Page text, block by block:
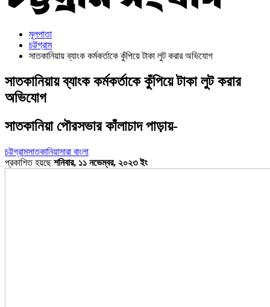
মূলপাতা
চট্টগ্রাম
সাতকানিয়ায় ব্যাংক কর্মকর্তাকে কুঁপিয়ে টাকা লুট করার অভিযোগ
সাতকানিয়ায় ব্যাংক কর্মকর্তাকে কুঁপিয়ে টাকা লুট করার
অভিযোগ
সাতকানিয়া পৌরসভার কাঁলাচাদ পাড়ায়-
চট্টগ্রামসাতকানিয়াসারা বাংলা
প্রকাশিত হয়ছেশনিবার, ১১ নভেম্বর, ২০২৩ ইং